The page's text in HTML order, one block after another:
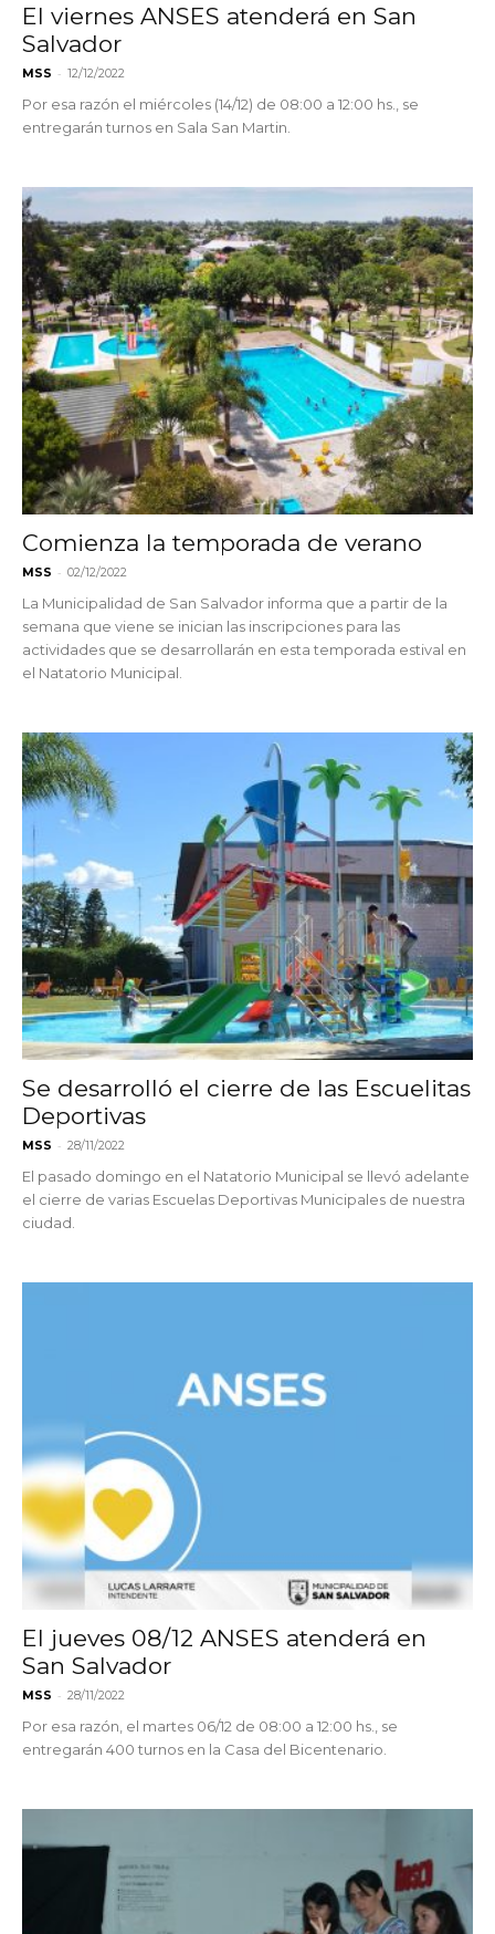
El viernes ANSES atenderá en San
Salvador
MSS - 12/12/2022
Por esa razón el miércoles (14/12) de 08:00 a 12:00 hs., se
entregarán turnos en Sala San Martin.
Comienza la temporada de verano
MSS - 02/12/2022
La Municipalidad de San Salvador informa que a partir de la
semana que viene se inician las inscripciones para las
actividades que se desarrollarán en esta temporada estival en
el Natatorio Municipal.
Se desarrolló el cierre de las Escuelitas
Deportivas
MSS - 28/11/2022
El pasado domingo en el Natatorio Municipal se llevó adelante
el cierre de varias Escuelas Deportivas Municipales de nuestra
ciudad.
El jueves 08/12 ANSES atenderá en
San Salvador
MSS - 28/11/2022
Por esa razón, el martes 06/12 de 08:00 a 12:00 hs., se
entregarán 400 turnos en la Casa del Bicentenario.